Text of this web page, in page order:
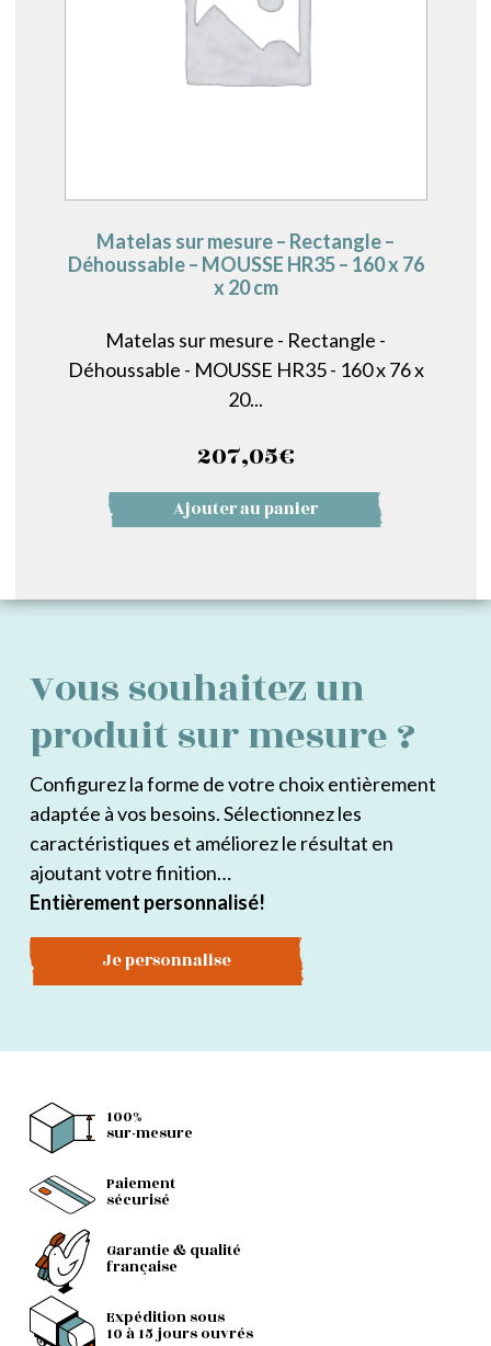
Matelas sur mesure – Rectangle –
Déhoussable – MOUSSE HR35 – 160 x 76
x 20 cm
Matelas sur mesure - Rectangle -
Déhoussable - MOUSSE HR35 - 160 x 76 x
20...
207,05€
Ajouter au panier
Vous souhaitez un
produit sur mesure ?
Configurez la forme de votre choix entièrement
adaptée à vos besoins. Sélectionnez les
caractéristiques et améliorez le résultat en
ajoutant votre finition…
Entièrement personnalisé!
Je personnalise
100%
sur-mesure
Paiement
sécurisé
Garantie & qualité
française
Expédition sous
10 à 15 jours ouvrés